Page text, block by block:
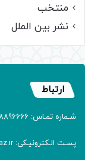
منتخب
نشر بین الملل
ارتباط
شـماره تمـاس: 02188896666 نمابر: 02188905150
پسـت الـکترونیـکی: info[at]namaz.ir